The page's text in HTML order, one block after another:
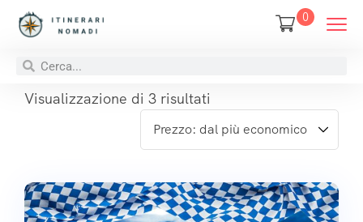
0
Visualizzazione di 3 risultati